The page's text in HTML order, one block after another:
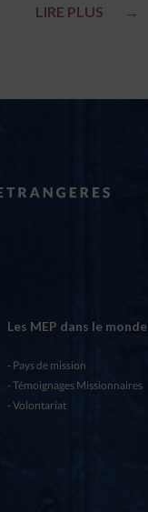
LIRE PLUS →
Les MEP dans le monde
Pays de mission
Témoignages Missionnaires
Volontariat